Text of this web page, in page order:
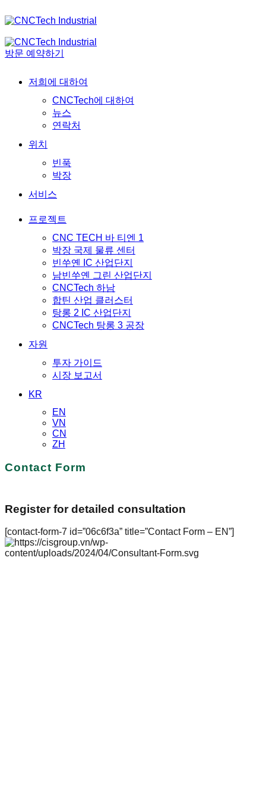
방문 예약하기
저희에 대하여
CNCTech에 대하여
뉴스
연락처
위치
빈푹
박장
서비스
프로젝트
CNC TECH 바 티엔 1
박장 국제 물류 센터
빈쑤옌 IC 산업단지
남빈쑤옌 그린 산업단지
CNCTech 하남
합틴 산업 클러스터
탕롱 2 IC 산업단지
CNCTech 탕롱 3 공장
자원
투자 가이드
시장 보고서
KR
EN
VN
CN
ZH
Contact Form
Register for detailed consultation
[contact-form-7 id=”06c6f3a” title=”Contact Form – EN”]